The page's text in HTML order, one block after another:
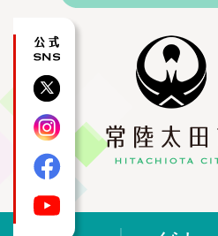
公式SNS
X
Instagram
Facebook